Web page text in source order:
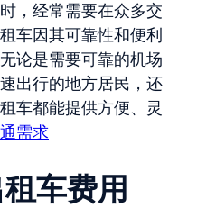
，经常需要在众多交
车因其可靠性和便利
论是需要可靠的机场
出行的地方居民，还
车都能提供方便、灵
需求
车费用